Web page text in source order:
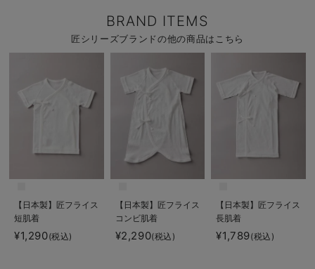
BRAND ITEMS
匠シリーズブランドの他の商品はこちら
【日本製】匠フライス
短肌着
¥1,290(税込)
【日本製】匠フライス
コンビ肌着
¥2,290(税込)
【日本製】匠フライス
長肌着
¥1,789(税込)